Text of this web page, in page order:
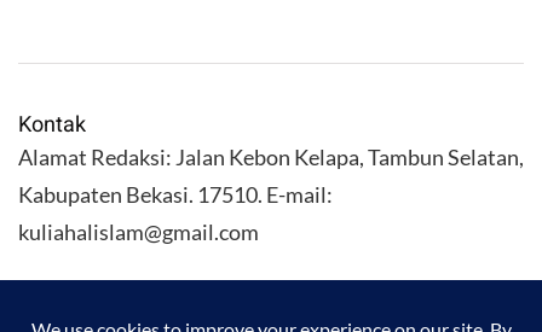
Kontak
Alamat Redaksi: Jalan Kebon Kelapa, Tambun Selatan,
Kabupaten Bekasi. 17510. E-mail:
kuliahalislam@gmail.com